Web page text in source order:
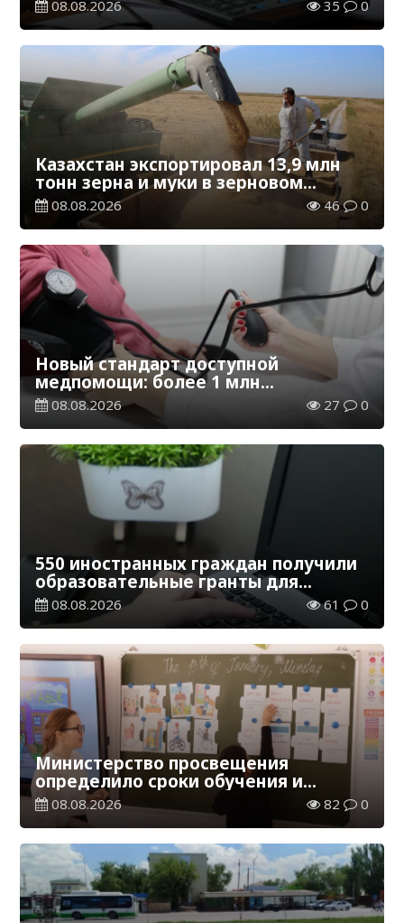
08.08.2026 35 0
Казахстан экспортировал 13,9 млн
тонн зерна и муки в зерновом
эквиваленте
08.08.2026 46 0
Новый стандарт доступной
медпомощи: более 1 млн
казахстанцев получили
телемедицинские услуги
08.08.2026 27 0
550 иностранных граждан получили
образовательные гранты для
обучения в Казахстане
08.08.2026 61 0
Министерство просвещения
определило сроки обучения и
каникул на 2026-2027 учебный год
08.08.2026 82 0